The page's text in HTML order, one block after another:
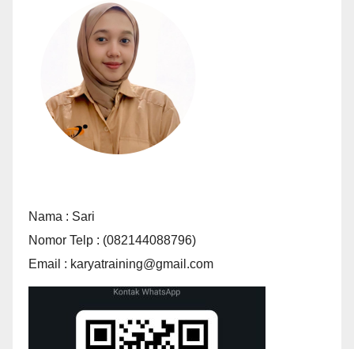
Nama : Sari
Nomor Telp : (082144088796)
Email : karyatraining@gmail.com